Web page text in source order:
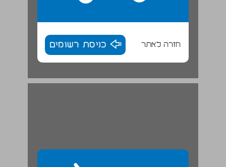
חזרה לאתר כניסת רשומים
ב. הערים בגליל במאה הראשונה לסה"נ ... 30